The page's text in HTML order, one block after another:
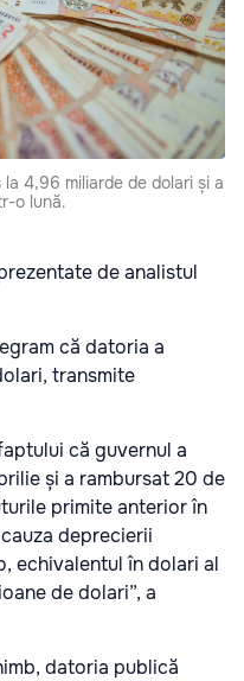
4,96 miliarde de dolari și a
o lună.
de analistul
că datoria a
transmite
că guvernul a
și a rambursat 20 de
primite anterior în
deprecierii
echivalentul în dolari al
de dolari”, a
datoria publică